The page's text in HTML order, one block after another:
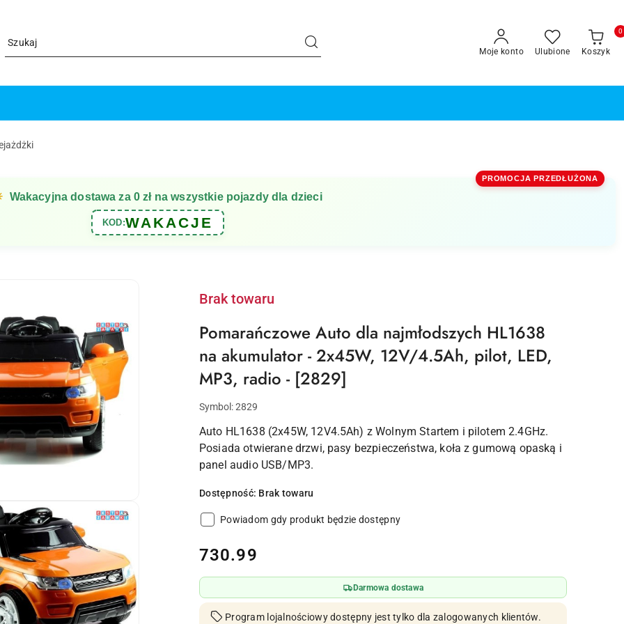
Moje konto Ulubione Koszyk
0
PROMOCJA PRZEDŁUŻONA
Wakacyjna dostawa za 0 zł na wszystkie pojazdy dla dzieci
KOD:WAKACJE
Brak towaru
Pomarańczowe Auto dla najmłodszych HL1638
na akumulator - 2x45W, 12V/4.5Ah, pilot, LED,
MP3, radio - [2829]
Symbol:2829
Auto HL1638 (2x45W, 12V4.5Ah) z Wolnym Startem i pilotem 2.4GHz.
Posiada otwierane drzwi, pasy bezpieczeństwa, koła z gumową opaską i
panel audio USB/MP3.
Dostępność: Brak towaru
Powiadom gdy produkt będzie dostępny
cena:
730.99
Darmowa dostawa
Program lojalnościowy dostępny jest tylko dla zalogowanych klientów.